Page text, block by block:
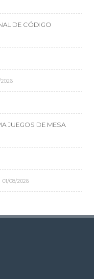
DE CÓDIGO
JUEGOS DE MESA
01/08/2026